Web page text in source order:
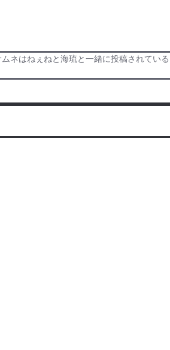
ネはねぇねと海琉と一緒に投稿されて